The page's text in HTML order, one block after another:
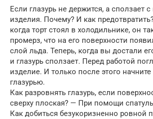
Если глазурь не держится, а сползает
изделия. Почему? И как
когда торт стоял в холодильнике, он
промерз, что на его поверхности
слой льда. Теперь, когда вы достали
и глазурь сползает. Перед работой
изделие. И только после этого
глазурью.
Как разровнять глазурь, если
сверху плоская? — При помощи
Как добиться безукоризненно ровной